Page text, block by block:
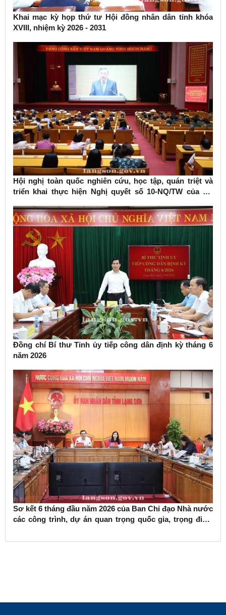
Khai mạc kỳ họp thứ tư Hội đồng nhân dân tỉnh khóa
XVIII, nhiệm kỳ 2026 - 2031
Hội nghị toàn quốc nghiên cứu, học tập, quán triệt và
triển khai thực hiện Nghị quyết số 10-NQ/TW của Bộ
Đồng chí Bí thư Tỉnh ủy tiếp công dân định kỳ tháng 6
năm 2026
Sơ kết 6 tháng đầu năm 2026 của Ban Chỉ đạo Nhà nước
các công trình, dự án quan trọng quốc gia, trọng điểm